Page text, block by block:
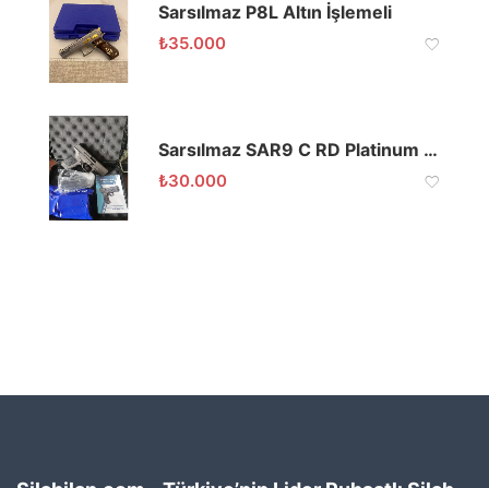
Sarsılmaz P8L Altın İşlemeli
₺35.000
Sarsılmaz SAR9 C RD Platinum 9×19
₺30.000